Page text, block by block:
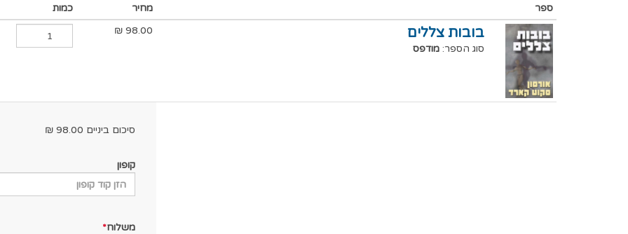
ספר מחיר כמות
בובות צללים
סוג הספר:מודפס
98.00
₪
סיכום ביניים 98.00
₪
קופון
משלוח